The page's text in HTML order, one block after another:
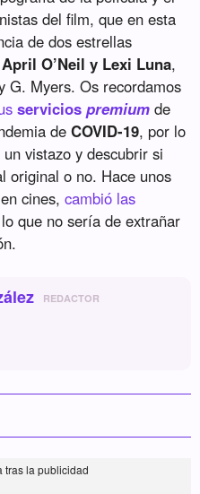
del film, que en esta
de dos estrellas
April O’Neil y Lexi Luna,
G. Myers. Os recordamos
serviciospremium de
deCOVID-19, por lo
vistazo y descubrir si
original o no. Hace unos
cines,cambió las
que no sería de extrañar
REDACTOR